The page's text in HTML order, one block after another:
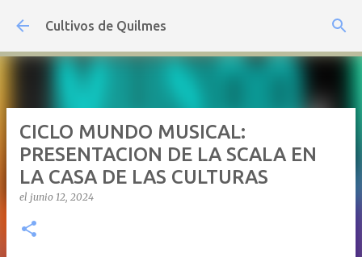
Ir al contenido principal
Cultivos de Quilmes
CICLO MUNDO MUSICAL:
PRESENTACION DE LA SCALA EN
LA CASA DE LAS CULTURAS
el junio 12, 2024